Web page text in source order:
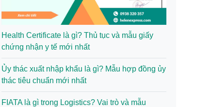
Health Certificate là gì? Thủ tục và mẫu giấy
chứng nhận y tế mới nhất
Ủy thác xuất nhập khẩu là gì? Mẫu hợp đồng ủy
thác tiêu chuẩn mới nhất
FIATA là gì trong Logistics? Vai trò và mẫu